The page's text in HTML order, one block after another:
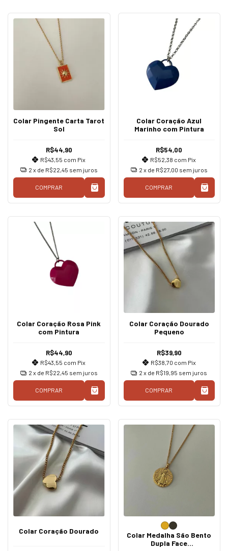
Colar Pingente Carta Tarot
Sol
R$44,90
R$43,55 com Pix
2 x de R$22,45 sem juros
COMPRAR
Colar Coração Azul
Marinho com Pintura
R$54,00
R$52,38 com Pix
2 x de R$27,00 sem juros
COMPRAR
Colar Coração Rosa Pink
com Pintura
R$44,90
R$43,55 com Pix
2 x de R$22,45 sem juros
COMPRAR
Colar Coração Dourado
Pequeno
R$39,90
R$38,70 com Pix
2 x de R$19,95 sem juros
COMPRAR
Colar Coração Dourado
Colar Medalha São Bento
Dupla Face